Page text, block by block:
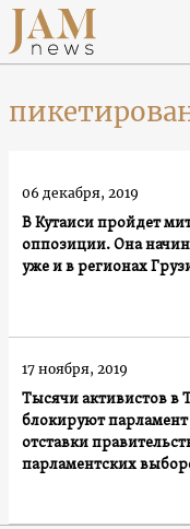
В Кутаиси пройдет
оппозиции. Она
уже и в регионах
06 декабря, 2019
Тысячи активистов в
блокируют
отставки
парламентских
17 ноября, 2019